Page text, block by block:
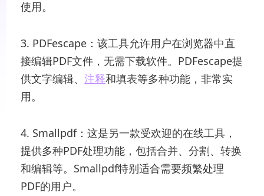
使用。
3. PDFescape：该工具允许用户在浏览器中直
接编辑PDF文件，无需下载软件。PDFescape提
供文字编辑、注释和填表等多种功能，非常实
用。
4. Smallpdf：这是另一款受欢迎的在线工具，
提供多种PDF处理功能，包括合并、分割、转换
和编辑等。Smallpdf特别适合需要频繁处理
PDF的用户。